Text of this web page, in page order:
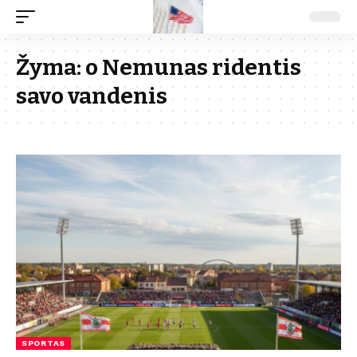
Žyma: o Nemunas ridentis
savo vandenis
SPORTAS